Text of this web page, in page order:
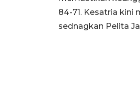
84-71. Kesatria kini
sednagkan Pelita